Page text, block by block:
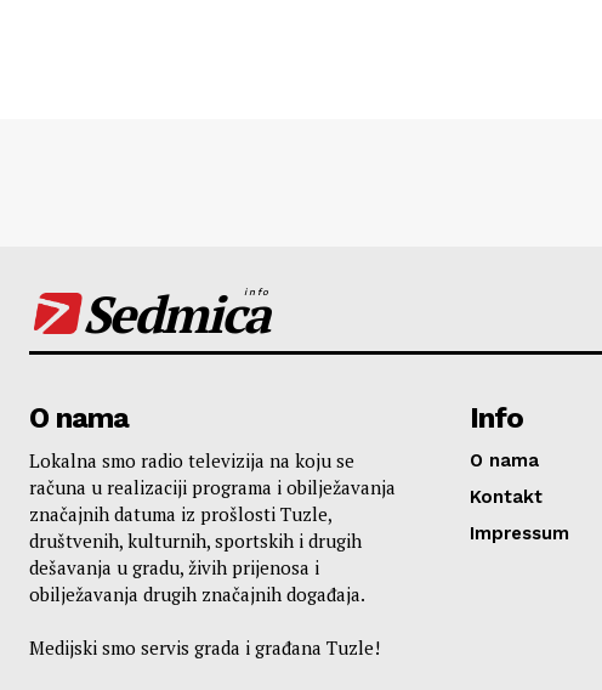
Sedmica
info
O nama
Lokalna smo radio televizija na koju se
računa u realizaciji programa i obilježavanja
značajnih datuma iz prošlosti Tuzle,
društvenih, kulturnih, sportskih i drugih
dešavanja u gradu, živih prijenosa i
obilježavanja drugih značajnih događaja.
Medijski smo servis grada i građana Tuzle!
Info
O nama
Kontakt
Impressum